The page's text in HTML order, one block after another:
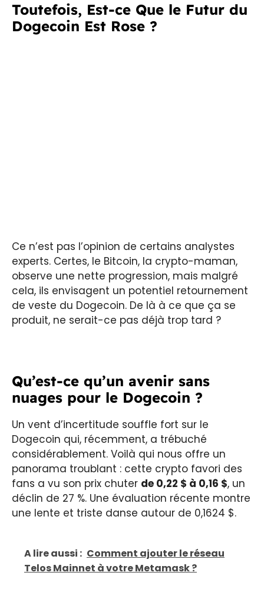
Toutefois, Est-ce Que le Futur du
Dogecoin Est Rose ?
Ce n’est pas l’opinion de certains analystes
experts. Certes, le Bitcoin, la crypto-maman,
observe une nette progression, mais malgré
cela, ils envisagent un potentiel retournement
de veste du Dogecoin. De là à ce que ça se
produit, ne serait-ce pas déjà trop tard ?
Qu’est-ce qu’un avenir sans
nuages pour le Dogecoin ?
Un vent d’incertitude souffle fort sur le
Dogecoin qui, récemment, a trébuché
considérablement. Voilà qui nous offre un
panorama troublant : cette crypto favori des
fans a vu son prix chuter de 0,22 $ à 0,16 $, un
déclin de 27 %. Une évaluation récente montre
une lente et triste danse autour de 0,1624 $.
A lire aussi : Comment ajouter le réseau
Telos Mainnet à votre Metamask ?